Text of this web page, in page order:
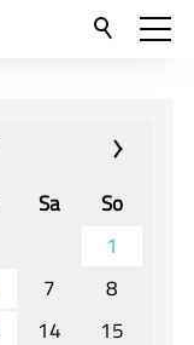
Sa
So
1
7
8
14
15